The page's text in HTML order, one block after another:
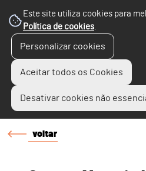
Este site utiliza cookies para
Política de cookies.
Personalizar cookies
Aceitar todos os Cookies
Desativar cookies não
voltar